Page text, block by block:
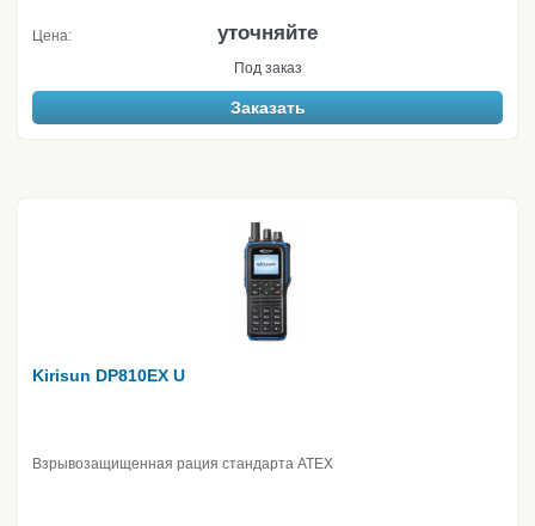
Цена: уточняйте
Под заказ
Заказать
Kirisun DP810EX U
Взрывозащищенная рация стандарта ATEX